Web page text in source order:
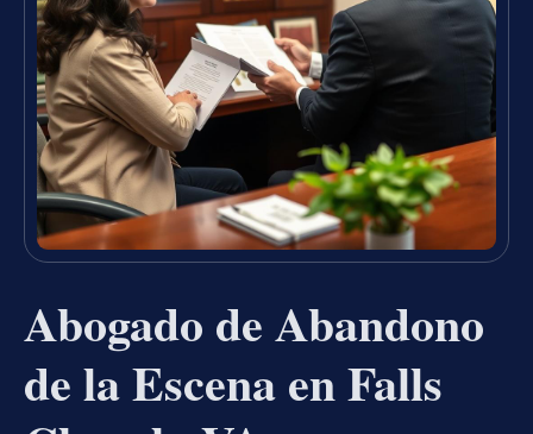
Abogado de Abandono
de la Escena en Falls